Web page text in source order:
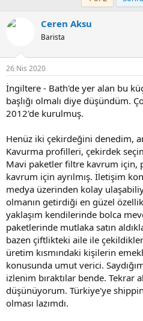
y
a
ş
l
a
t
a
n
a
t
a
r
i
h
Ceren Aksu
Barista
26 Nis 2020
İngiltere - Bath'de yer alan bu
başlığı olmalı diye düşündüm.
2012'de kurulmuş.
Henüz iki çekirdeğini denedim,
Kavurma profilleri, çekirdek
Mavi paketler filtre kavrum için,
kavrum için ayrılmış. İletişim
medya üzerinden kolay
olmanın getirdiği en güzel
yaklaşım kendilerinde bolca
paketlerinde mutlaka satın
bazen çiftlikteki aile ile
üretim kısmındaki kişilerin
konusunda umut verici.
izlenim bıraktılar bende. Tekrar
düşünüyorum. Türkiye'ye
olması lazımdı.